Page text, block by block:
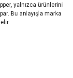
yalnızca ürünlerini
Bu anlayışla marka